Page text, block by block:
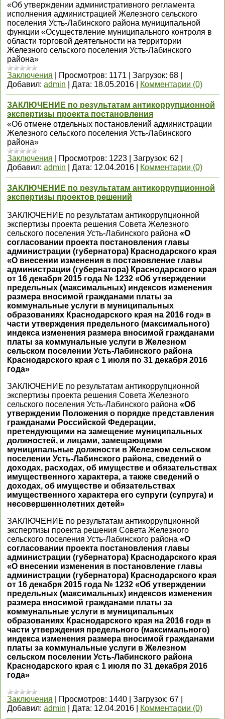
«Об утверждении административного регламента
исполнения администрацией Железного сельского
поселения Усть-Лабинского района муниципальной
функции «Осуществление муниципального контроля в
области торговой деятельности на территории
Железного сельского поселения Усть-Лабинского
района»
Заключения
Просмотров: 1171 Загрузок: 68
Добавил: admin Дата: 18.05.2016 Комментарии (0)
ЗАКЛЮЧЕНИЕ по результатам антикоррупционной
экспертизы проекта постановления
«Об отмене отдельных постановлений администрации
Железного сельского поселения Усть-Лабинского
района»
Заключения
Просмотров: 1223 Загрузок: 62
Добавил: admin Дата: 12.04.2016 Комментарии (0)
ЗАКЛЮЧЕНИЕ по результатам антикоррупционной
экспертизы проектов решений
ЗАКЛЮЧЕНИЕ по результатам антикоррупционной
экспертизы проекта решения Совета Железного
сельского поселения Усть-Лабинского района «О
согласовании проекта постановления главы
администрации (губернатора) Краснодарского края
«О внесении изменения в постановление главы
администрации (губернатора) Краснодарского края
от 16 декабря 2015 года № 1232 «Об утверждении
предельных (максимальных) индексов изменения
размера вносимой гражданами платы за
коммунальные услуги в муниципальных
образованиях Краснодарского края на 2016 год» в
части утверждения предельного (максимального)
индекса изменения размера вносимой гражданами
платы за коммунальные услуги в Железном
сельском поселении Усть-Лабинского района
Краснодарского края с 1 июля по 31 декабря 2016
года»
ЗАКЛЮЧЕНИЕ по результатам антикоррупционной
экспертизы проекта решения Совета Железного
сельского поселения Усть-Лабинского района «Об
утверждении Положения о порядке представления
гражданами Российской Федерации,
претендующими на замещение муниципальных
должностей, и лицами, замещающими
муниципальные должности в Железном сельском
поселении Усть-Лабинского района, сведений о
доходах, расходах, об имуществе и обязательствах
имущественного характера, а также сведений о
доходах, об имуществе и обязательствах
имущественного характера его супруги (супруга) и
несовершеннолетних детей»
ЗАКЛЮЧЕНИЕ по результатам антикоррупционной
экспертизы проекта решения Совета Железного
сельского поселения Усть-Лабинского района «О
согласовании проекта постановления главы
администрации (губернатора) Краснодарского края
«О внесении изменения в постановление главы
администрации (губернатора) Краснодарского края
от 16 декабря 2015 года № 1232 «Об утверждении
предельных (максимальных) индексов изменения
размера вносимой гражданами платы за
коммунальные услуги в муниципальных
образованиях Краснодарского края на 2016 год» в
части утверждения предельного (максимального)
индекса изменения размера вносимой гражданами
платы за коммунальные услуги в Железном
сельском поселении Усть-Лабинского района
Краснодарского края с 1 июля по 31 декабря 2016
года»
Заключения Просмотров: 1440 Загрузок: 67
Добавил: admin Дата: 12.04.2016 Комментарии (0)